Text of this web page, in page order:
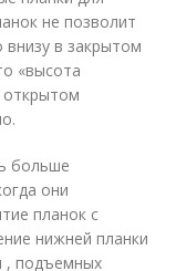
не позволит
в закрытом
«высота
открытом
больше
они
планок с
нижней планки
, подъемных